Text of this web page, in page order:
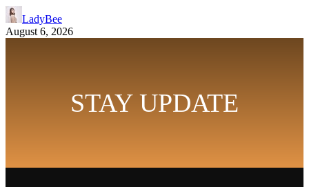
LadyBee
August 6, 2026
STAY UPDATE